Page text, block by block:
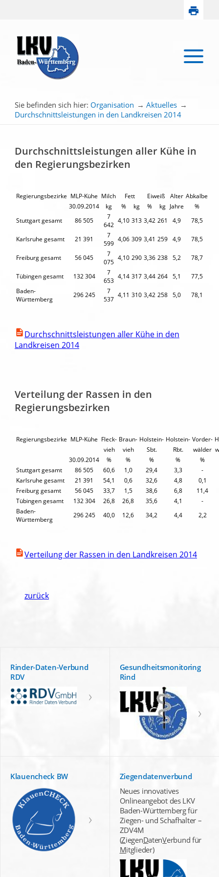
Sie befinden sich hier: Organisation → Aktuelles →
Durchschnittsleistungen in den Landkreisen 2014
Durchschnittsleistungen aller Kühe in
den Regierungsbezirken
Regierungsbezirke MLP-Kühe Milch Fett Eiweiß Alter Abkalbe
30.09.2014
kg % kg % kg Jahre
%
Stuttgart gesamt
86 505
7
642
4,10 313 3,42 261 4,9 78,5
Karlsruhe gesamt 21 391
7
599
4,06 309 3,41 259 4,9 78,5
Freiburg gesamt 56 045
7
075
4,10 290 3,36 238 5,2 78,7
Tübingen gesamt 132 304
7
653
4,14 317 3,44 264 5,1
77,5
Baden-
Württemberg
296 245
7
537
4,11 310 3,42 258 5,0 78,1
Durchschnittsleistungen aller Kühe in den
Landkreisen 2014
Verteilung der Rassen in den
Regierungsbezirken
Regierungsbezirke MLP-Kühe Fleck- Braun- Holstein- Holstein- Vorder-
vieh
vieh Sbt. Rbt. wälder
30.09.2014
% % % %
%
Stuttgart gesamt
86 505 60,6 1,0 29,4 3,3
-
Karlsruhe gesamt
21 391 54,1 0,6 32,6 4,8
0,1
Freiburg gesamt
56 045 33,7 1,5 38,6 6,8
11,4
Tübingen gesamt
132 304 26,8 26,8 35,6 4,1
-
Baden-
Württemberg
296 245 40,0 12,6 34,2 4,4 2,2
Verteilung der Rassen in den Landkreisen 2014
zurück
Rinder-Daten-Verbund
RDV
Gesundheitsmonitoring
Rind
Klauencheck BW
Ziegendatenverbund
Neues innovatives
Onlineangebot des LKV
Baden-Württemberg für
Ziegen- und Schafhalter –
ZDV4M
(ZiegenDatenVerbund für
Mitglieder)